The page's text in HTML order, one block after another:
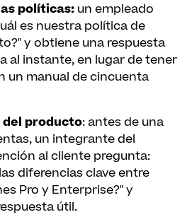
políticas: un empleado
es nuestra política de
y obtiene una respuesta
al instante, en lugar de tener
un manual de cincuenta
producto: antes de una
un integrante del
al cliente pregunta:
diferencias clave entre
Pro y Enterprise?" y
útil.